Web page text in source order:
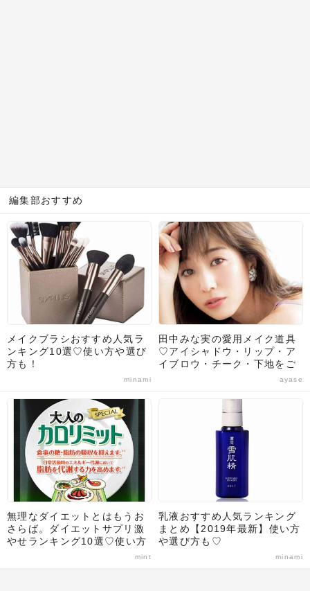
編集部おすすめ
メイクブラシおすすめ人気ラ
ンキング10選♡使い方や選び
方も！
minami
田中みな実の愛用メイク道具
♡アイシャドウ・リップ・ア
イブロウ・チーク・下地をご
ayase
無理なダイエットとはもうお
さらば。ダイエットサプリ激
やせランキング10選♡使い方
や選び方のポイントも解説！
mint
乳液おすすめ人気ランキング
まとめ【2019年最新】使い方
や選び方も♡
minami